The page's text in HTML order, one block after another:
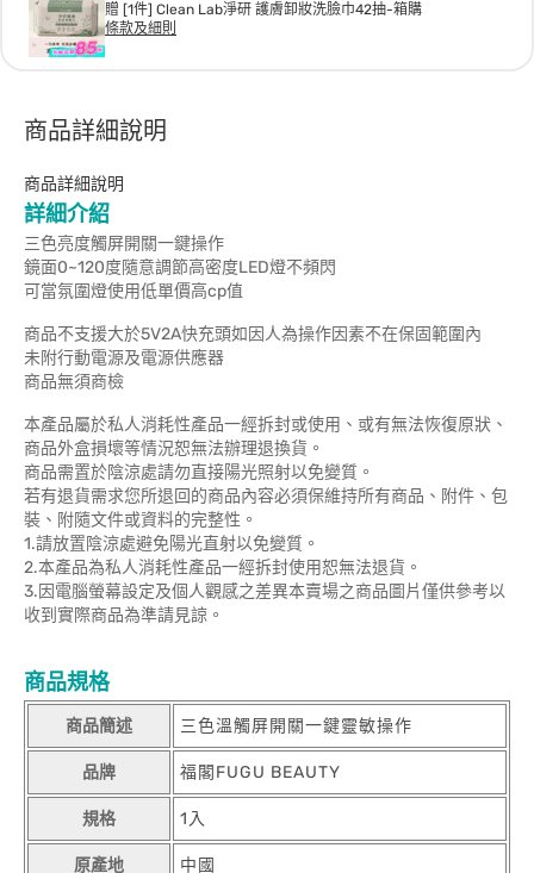
贈 [1件] Clean Lab淨研 護膚卸妝洗臉巾42抽-箱購
條款及細則
商品詳細說明
商品詳細說明
詳細介紹
三色亮度觸屏開關一鍵操作
鏡面0~120度隨意調節高密度LED燈不頻閃
可當氛圍燈使用低單價高cp值
商品不支援大於5V2A快充頭如因人為操作因素不在保固範圍內
未附行動電源及電源供應器
商品無須商檢
本產品屬於私人消耗性產品一經拆封或使用、或有無法恢復原狀、
商品外盒損壞等情況恕無法辦理退換貨。
商品需置於陰涼處請勿直接陽光照射以免變質。
若有退貨需求您所退回的商品內容必須保維持所有商品、附件、包
裝、附隨文件或資料的完整性。
1.請放置陰涼處避免陽光直射以免變質。
2.本產品為私人消耗性產品一經拆封使用恕無法退貨。
3.因電腦螢幕設定及個人觀感之差異本賣場之商品圖片僅供參考以
收到實際商品為準請見諒。
商品規格
商品簡述 三色溫觸屏開關一鍵靈敏操作
品牌 福閣FUGU BEAUTY
規格 1入
原產地 中國